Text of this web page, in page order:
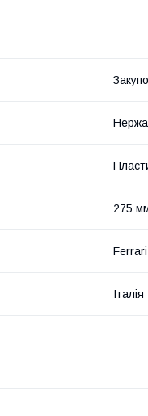
275
Ferrari
Італія